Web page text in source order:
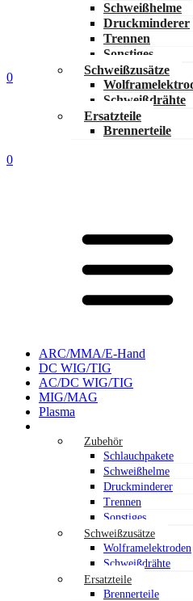
Schweißhelme
Druckminderer
Trennen
Sonstiges
Schweißzusätze
Schweißdrähte
Ersatzteile
Brennerteile
0
0
ARC/MMA/E-Hand
DC WIG/TIG
AC/DC WIG/TIG
MIG/MAG
Plasma
Zubehör
Schlauchpakete
Schweißhelme
Druckminderer
Trennen
Sonstiges
Schweißzusätze
Wolframelektroden
Schweißdrähte
Ersatzteile
Brennerteile